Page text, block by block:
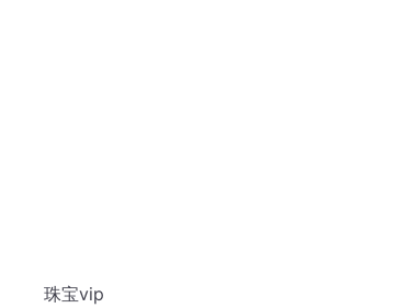
珠宝vip